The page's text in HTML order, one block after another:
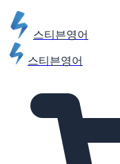
스티븐영어
스티븐영어